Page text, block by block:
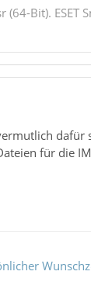
(64-Bit). ESET
für die